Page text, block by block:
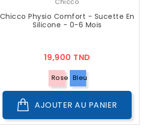
Chicco Physio Comfort - Sucette En
Silicone - 0-6 Mois
19,900 TND
Rose Bleu
AJOUTER AU PANIER